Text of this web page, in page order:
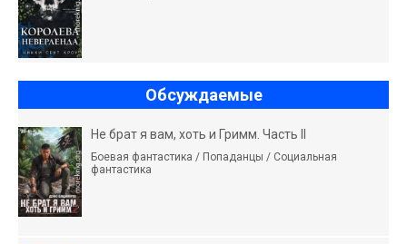
Обсуждаемые
Не брат я вам, хоть и Гримм. Часть II
Боевая фантастика / Попаданцы / Социальная
фантастика